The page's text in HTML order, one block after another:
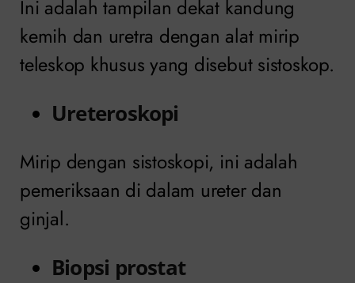
Ini adalah tampilan dekat kandung
kemih dan uretra dengan alat mirip
teleskop khusus yang disebut sistoskop.
Ureteroskopi
Mirip dengan sistoskopi, ini adalah
pemeriksaan di dalam ureter dan
ginjal.
Biopsi prostat